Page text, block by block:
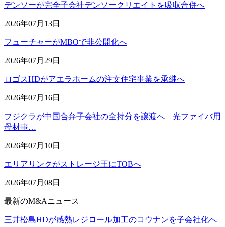
デンソーが完全子会社デンソークリエイトを吸収合併へ
2026年07月13日
フューチャーがMBOで非公開化へ
2026年07月29日
ロゴスHDがアエラホームの注文住宅事業を承継へ
2026年07月16日
フジクラが中国合弁子会社の全持分を譲渡へ 光ファイバ用
母材事…
2026年07月10日
エリアリンクがストレージ王にTOBへ
2026年07月08日
最新のM&Aニュース
三井松島HDが感熱レジロール加工のコウナンを子会社化へ